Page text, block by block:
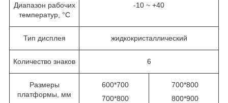
Диапазон рабочих
температур, °C
-10 ~ +40
Тип дисплея жидкокристаллический
Количество знаков 6
Размеры
платформы, мм
600*700
700*800
700*800
800*900